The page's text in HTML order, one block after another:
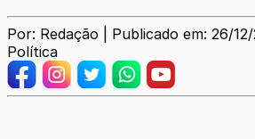
Por: Redação | Publicado em: 26/
Política